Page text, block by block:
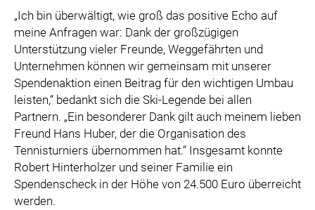
„Ich bin überwältigt, wie groß das positive Echo auf
meine Anfragen war: Dank der großzügigen
Unterstützung vieler Freunde, Weggefährten und
Unternehmen können wir gemeinsam mit unserer
Spendenaktion einen Beitrag für den wichtigen Umbau
leisten,“ bedankt sich die Ski-Legende bei allen
Partnern. „Ein besonderer Dank gilt auch meinem lieben
Freund Hans Huber, der die Organisation des
Tennisturniers übernommen hat.“ Insgesamt konnte
Robert Hinterholzer und seiner Familie ein
Spendenscheck in der Höhe von 24.500 Euro überreicht
werden.